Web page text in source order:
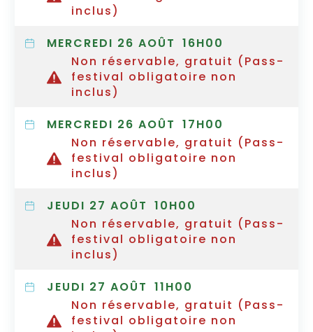
inclus)
MERCREDI 26 AOÛT 16H00
Non réservable, gratuit (Pass-
festival obligatoire non
inclus)
MERCREDI 26 AOÛT 17H00
Non réservable, gratuit (Pass-
festival obligatoire non
inclus)
JEUDI 27 AOÛT 10H00
Non réservable, gratuit (Pass-
festival obligatoire non
inclus)
JEUDI 27 AOÛT 11H00
Non réservable, gratuit (Pass-
festival obligatoire non